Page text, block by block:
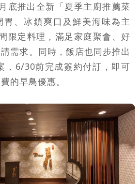
底推出全新「夏季主廚推薦菜
胃、冰鎮爽口及鮮美海味為主
限定料理，滿足家庭聚會、好
需求。同時，飯店也同步推出
，6/30前完成簽約付訂，即可
的早鳥優惠。